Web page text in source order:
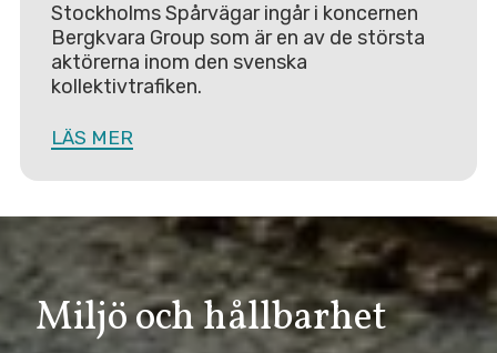
Stockholms Spårvägar ingår i koncernen
Bergkvara Group som är en av de största
aktörerna inom den svenska
kollektivtrafiken.
LÄS MER
Miljö och hållbarhet